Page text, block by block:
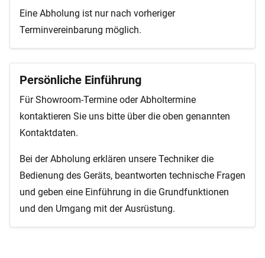
Eine Abholung ist nur nach vorheriger
Terminvereinbarung möglich.
Persönliche Einführung
Für Showroom-Termine oder Abholtermine
kontaktieren Sie uns bitte über die oben genannten
Kontaktdaten.
Bei der Abholung erklären unsere Techniker die
Bedienung des Geräts, beantworten technische Fragen
und geben eine Einführung in die Grundfunktionen
und den Umgang mit der Ausrüstung.